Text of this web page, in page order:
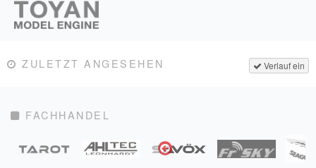
Verlauf ein
ZULETZT ANGESEHEN
FACHHANDEL